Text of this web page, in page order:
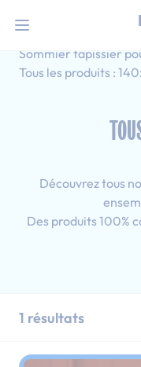
Accueil
Sommier tapissier
Tous les produits :
Découvrez tous
Des produits 100%
1 résultats